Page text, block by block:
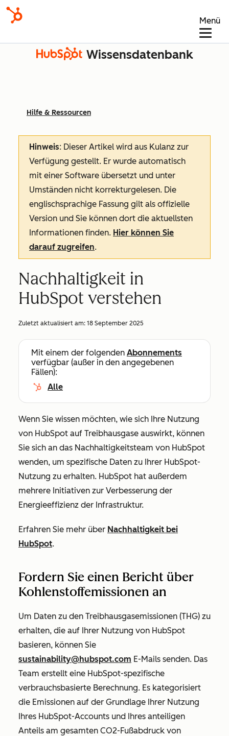
Menü
Wissensdatenbank
Hilfe & Ressourcen
Hinweis: Dieser Artikel wird aus Kulanz zur
Verfügung gestellt. Er wurde automatisch
mit einer Software übersetzt und unter
Umständen nicht korrekturgelesen. Die
englischsprachige Fassung gilt als offizielle
Version und Sie können dort die aktuellsten
Informationen finden. Hier können Sie
darauf zugreifen.
Nachhaltigkeit in
HubSpot verstehen
Zuletzt aktualisiert am: 18 September 2025
Mit einem der folgenden Abonnements
verfügbar (außer in den angegebenen
Fällen):
Alle
Wenn Sie wissen möchten, wie sich Ihre Nutzung
von HubSpot auf Treibhausgase auswirkt, können
Sie sich an das Nachhaltigkeitsteam von HubSpot
wenden, um spezifische Daten zu Ihrer HubSpot-
Nutzung zu erhalten. HubSpot hat außerdem
mehrere Initiativen zur Verbesserung der
Energieeffizienz der Infrastruktur.
Erfahren Sie mehr über Nachhaltigkeit bei
HubSpot.
Fordern Sie einen Bericht über
Kohlenstoffemissionen an
Um Daten zu den Treibhausgasemissionen (THG) zu
erhalten, die auf Ihrer Nutzung von HubSpot
basieren, können Sie
sustainability@hubspot.com E-Mails senden. Das
Team erstellt eine HubSpot-spezifische
verbrauchsbasierte Berechnung. Es kategorisiert
die Emissionen auf der Grundlage Ihrer Nutzung
Ihres HubSpot-Accounts und Ihres anteiligen
Anteils am gesamten CO2-Fußabdruck von